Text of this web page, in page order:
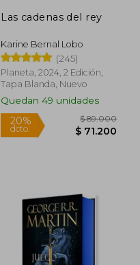
20% $
Las cadenas del rey
Karine Bernal Lobo
(245)
Planeta, 2024, 2 Edición,
Tapa Blanda, Nuevo
Quedan 49 unidades